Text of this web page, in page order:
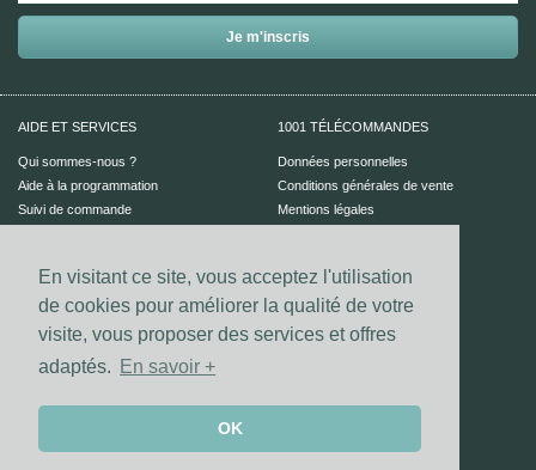
En visitant ce site, vous acceptez l'utilisation
de cookies pour améliorer la qualité de votre
visite, vous proposer des services et offres
adaptés.
En savoir +
OK
AIDE ET SERVICES
Qui sommes-nous ?
Aide à la programmation
Suivi de commande
1001 TÉLÉCOMMANDES
Données personnelles
Conditions générales de vente
Mentions légales
Vos coordonnées bancaires sont
Les paiements Visa et Mastercard sont
sécurisés grâce au dispositif 3D-secure.
UN CONSEIL ?
Nous contacter